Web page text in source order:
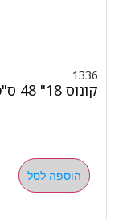
1336
קונוס 18" 48 ס"מ חורים כתום פעילות
הוספה לסל